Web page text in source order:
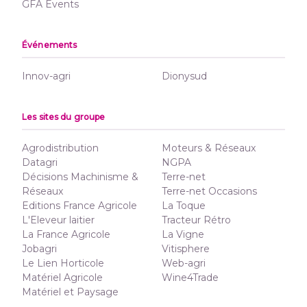
GFA Events
Événements
Innov-agri Dionysud
Les sites du groupe
Agrodistribution
Datagri
Décisions Machinisme &
Réseaux
Editions France Agricole
L'Eleveur laitier
La France Agricole
Jobagri
Le Lien Horticole
Matériel Agricole
Matériel et Paysage
Moteurs & Réseaux
NGPA
Terre-net
Terre-net Occasions
La Toque
Tracteur Rétro
La Vigne
Vitisphere
Web-agri
Wine4Trade